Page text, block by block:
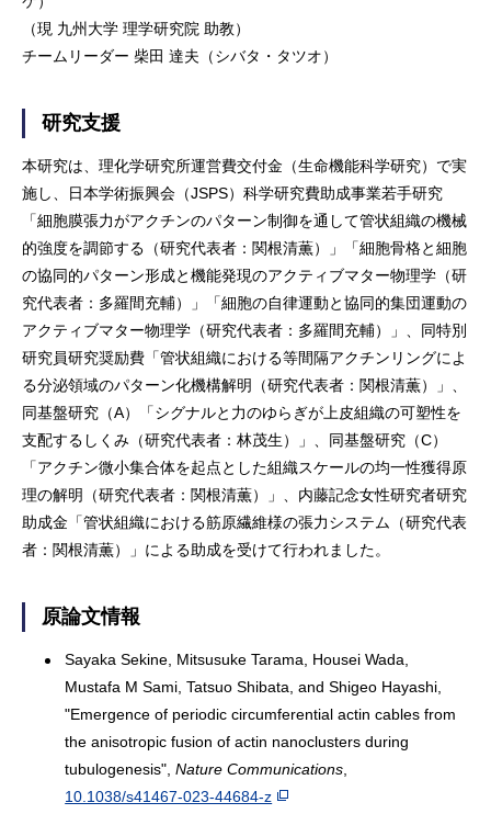
（現 九州大学 理学研究院 助教）
チームリーダー 柴田 達夫（シバタ・タツオ）
研究支援
本研究は、理化学研究所運営費交付金（生命機能科学研究）で実
施し、日本学術振興会（JSPS）科学研究費助成事業若手研究
「細胞膜張力がアクチンのパターン制御を通して管状組織の機械
的強度を調節する（研究代表者：関根清薫）」「細胞骨格と細胞
の協同的パターン形成と機能発現のアクティブマター物理学（研
究代表者：多羅間充輔）」「細胞の自律運動と協同的集団運動の
アクティブマター物理学（研究代表者：多羅間充輔）」、同特別
研究員研究奨励費「管状組織における等間隔アクチンリングによ
る分泌領域のパターン化機構解明（研究代表者：関根清薫）」、
同基盤研究（A）「シグナルと力のゆらぎが上皮組織の可塑性を
支配するしくみ（研究代表者：林茂生）」、同基盤研究（C）
「アクチン微小集合体を起点とした組織スケールの均一性獲得原
理の解明（研究代表者：関根清薫）」、内藤記念女性研究者研究
助成金「管状組織における筋原繊維様の張力システム（研究代表
者：関根清薫）」による助成を受けて行われました。
原論文情報
Sayaka Sekine, Mitsusuke Tarama, Housei Wada,
Mustafa M Sami, Tatsuo Shibata, and Shigeo Hayashi,
"Emergence of periodic circumferential actin cables from
the anisotropic fusion of actin nanoclusters during
tubulogenesis",Nature Communications
10.1038/s41467-023-44684-z